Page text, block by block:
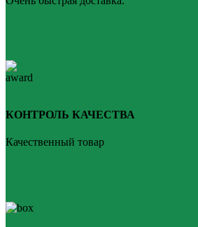
КОНТРОЛЬ КАЧЕСТВА
Качественный товар